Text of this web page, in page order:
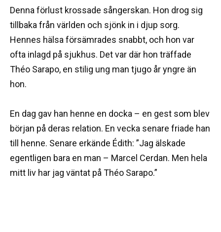
Denna förlust krossade sångerskan. Hon drog sig
tillbaka från världen och sjönk in i djup sorg.
Hennes hälsa försämrades snabbt, och hon var
ofta inlagd på sjukhus. Det var där hon träffade
Théo Sarapo, en stilig ung man tjugo år yngre än
hon.
En dag gav han henne en docka – en gest som blev
början på deras relation. En vecka senare friade han
till henne. Senare erkände Édith: ”Jag älskade
egentligen bara en man – Marcel Cerdan. Men hela
mitt liv har jag väntat på Théo Sarapo.”